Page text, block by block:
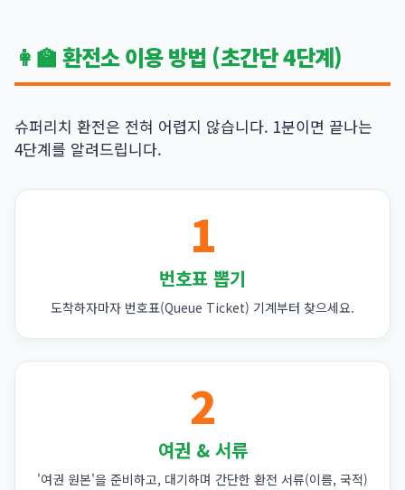
👩‍🏫 환전소 이용 방법 (초간단 4단계)
슈퍼리치 환전은 전혀 어렵지 않습니다. 1분이면 끝나는
4단계를 알려드립니다.
1
번호표 뽑기
도착하자마자 번호표(Queue Ticket) 기계부터 찾으세요.
2
여권 & 서류
'여권 원본'을 준비하고, 대기하며 간단한 환전 서류(이름, 국적)